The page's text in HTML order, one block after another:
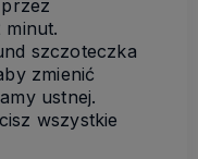
szczoteczka
zmienić
ustnej.
wszystkie